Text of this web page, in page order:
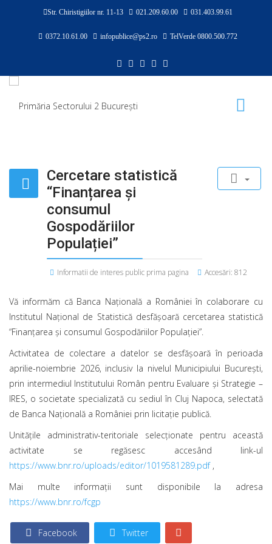
Str. Chiristigiilor nr. 11-13 021.209.60.00 031.403.99.61
0372.10.61.00 infopublice@ps2.ro TelVerde 0800.500.772
Cercetare statistică
“Finanțarea și
consumul
Gospodăriilor
Populației”
Informatii de interes public prima pagina Accesări: 812
Vă informăm că Banca Națională a României în colaborare cu
Institutul Național de Statistică desfășoară cercetarea statistică
“Finanțarea și consumul Gospodăriilor Populației”.
Activitatea de colectare a datelor se desfășoară în perioada
aprilie-noiembrie 2026, inclusiv la nivelul Municipiului București,
prin intermediul Institutului Român pentru Evaluare și Strategie –
IRES, o societate specializată cu sediul în Cluj Napoca, selectată
de Banca Națională a României prin licitație publică.
Unitățile administrativ-teritoriale selecționate pentru această
activitate se regăsesc accesând link-ul
https://www.bnr.ro/uploads/editor/1019581289.pdf,
Mai multe informații sunt disponibile la adresa
https://www.bnr.ro/fcgp
Facebook Twitter